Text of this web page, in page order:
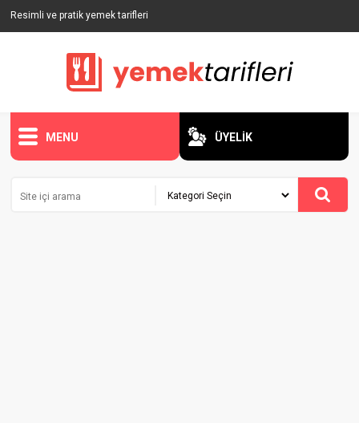
Resimli ve pratik yemek tarifleri
MENU ÜYELİK